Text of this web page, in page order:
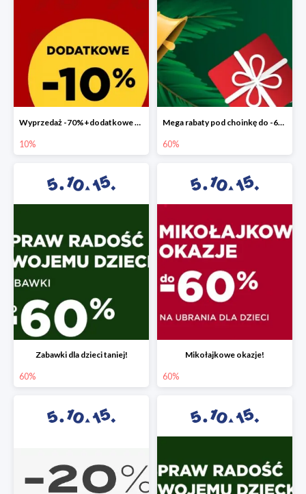
Wyprzedaż -70%+dodatkowe 10%
10%
Mega rabaty pod choinkę do -60%
60%
Zabawki dla dzieci taniej!
60%
Mikołajkowe okazje!
60%